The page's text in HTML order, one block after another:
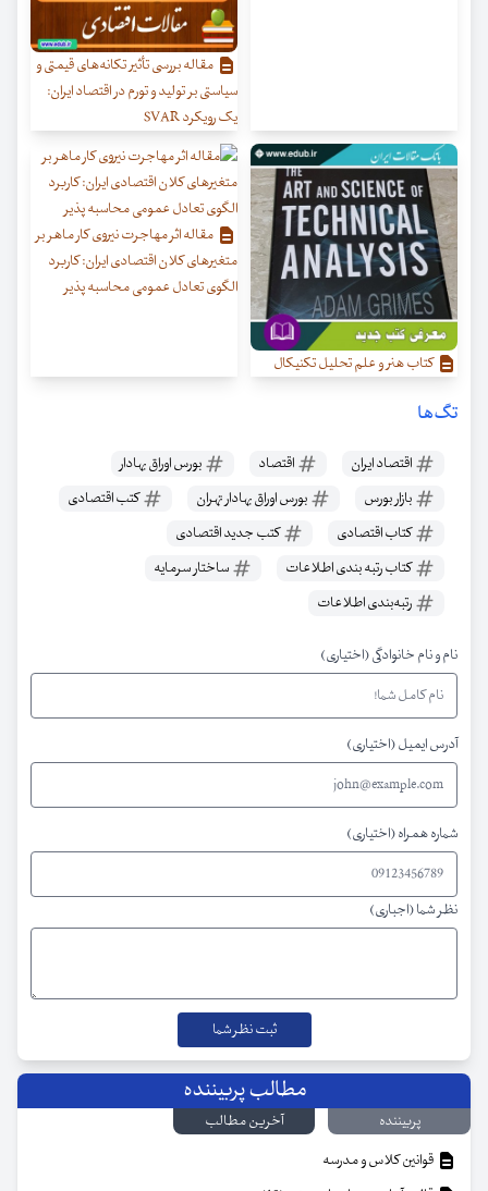
مقاله بررسی تأثیر تکانه‌های قیمتی و
سیاستی بر تولید و تورم در اقتصاد ایران:
یک رویکرد SVAR
کتاب هنر و علم تحلیل تکنیکال
مقاله اثر مهاجرت نیروی کار ماهر بر
متغیرهای کلان اقتصادی ایران: کاربرد
الگوی تعادل عمومی محاسبه پذیر
تگ‌ها
اقتصاد ایران اقتصاد
بورس اوراق بهادار
بازار بورس
بورس اوراق بهادار تهران
کتب اقتصادی
کتاب اقتصادی
کتب جدید اقتصادی
کتاب رتبه بندی اطلاعات
ساختار سرمایه
رتبه‌بندی اطلاعات
نام و نام خانوادگی (اختیاری)
آدرس ایمیل (اختیاری)
شماره همراه (اختیاری)
نظر شما (اجباری)
مطالب پربیننده
پربیننده
آخرین مطالب
قوانین کلاس و مدرسه